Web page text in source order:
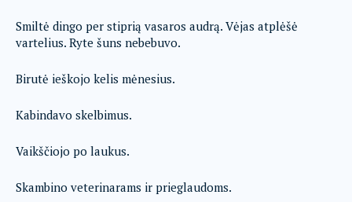
Smiltė dingo per stiprią vasaros audrą. Vėjas atplėšė
vartelius. Ryte šuns nebebuvo.
Birutė ieškojo kelis mėnesius.
Kabindavo skelbimus.
Vaikščiojo po laukus.
Skambino veterinarams ir prieglaudoms.